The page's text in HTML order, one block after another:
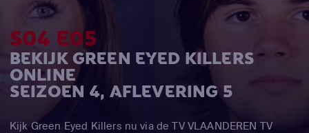
S04 E05
BEKIJK GREEN EYED KILLERS
ONLINE
SEIZOEN 4, AFLEVERING 5
Kijk Green Eyed Killers nu via de TV VLAANDEREN TV